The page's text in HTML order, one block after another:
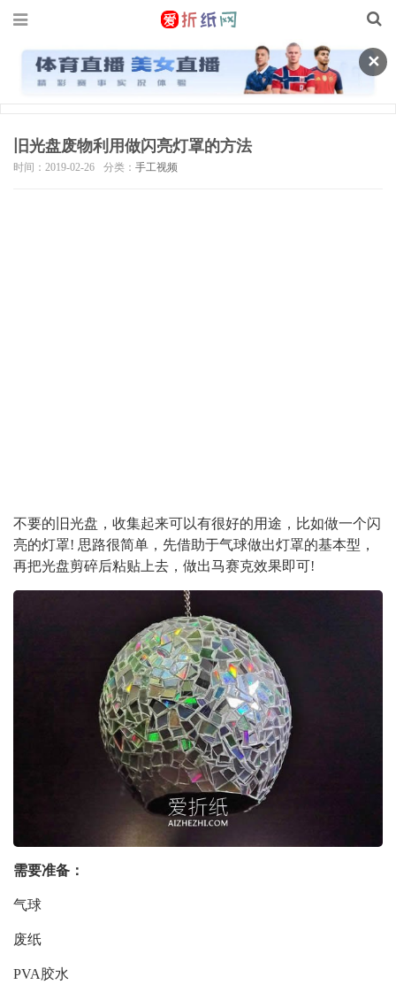
✕
旧光盘废物利用做闪亮灯罩的方法
时间：2019-02-26 分类： 手工视频
不要的旧光盘，收集起来可以有很好的用途，比如做一个闪
亮的灯罩! 思路很简单，先借助于气球做出灯罩的基本型，
再把光盘剪碎后粘贴上去，做出马赛克效果即可!
需要准备：
气球
废纸
PVA胶水